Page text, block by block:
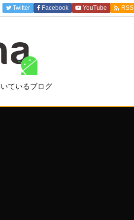
ているブログ
Twitter Facebook YouTube  RSS